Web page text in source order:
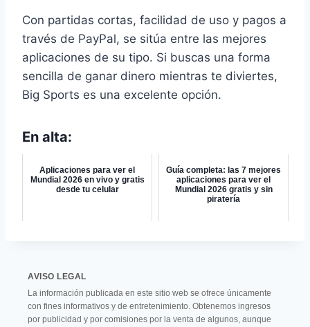
Con partidas cortas, facilidad de uso y pagos a
través de PayPal, se sitúa entre las mejores
aplicaciones de su tipo. Si buscas una forma
sencilla de ganar dinero mientras te diviertes,
Big Sports es una excelente opción.
En alta:
Aplicaciones para ver el
Mundial 2026 en vivo y gratis
desde tu celular
Guía completa: las 7 mejores
aplicaciones para ver el
Mundial 2026 gratis y sin
piratería
AVISO LEGAL
La información publicada en este sitio web se ofrece únicamente
con fines informativos y de entretenimiento. Obtenemos ingresos
por publicidad y por comisiones por la venta de algunos, aunque